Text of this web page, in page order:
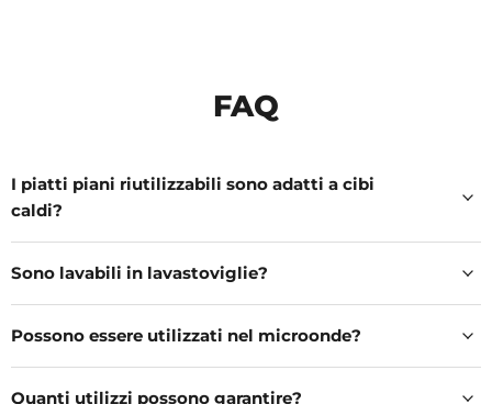
FAQ
I piatti piani riutilizzabili sono adatti a cibi
caldi?
Sono lavabili in lavastoviglie?
Possono essere utilizzati nel microonde?
Quanti utilizzi possono garantire?